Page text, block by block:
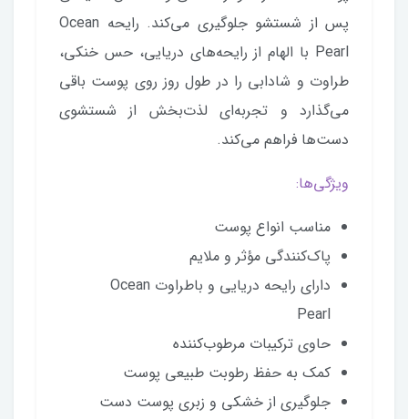
پس از شستشو جلوگیری می‌کند. رایحه Ocean
Pearl با الهام از رایحه‌های دریایی، حس خنکی،
طراوت و شادابی را در طول روز روی پوست باقی
می‌گذارد و تجربه‌ای لذت‌بخش از شستشوی
دست‌ها فراهم می‌کند.
ویژگی‌ها:
مناسب انواع پوست
پاک‌کنندگی مؤثر و ملایم
دارای رایحه دریایی و باطراوت Ocean
Pearl
حاوی ترکیبات مرطوب‌کننده
کمک به حفظ رطوبت طبیعی پوست
جلوگیری از خشکی و زبری پوست دست